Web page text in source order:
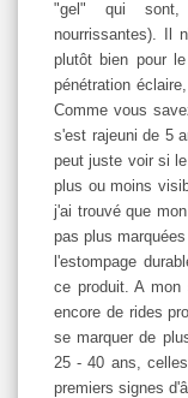
"gel" qui sont,
nourrissantes). Il
plutôt bien pour
pénétration
Comme vous
s'est rajeuni de 5
peut juste voir si
plus ou moins
j'ai trouvé que
pas plus
l'estompage
ce produit. A
encore de rides
se marquer de
25 - 40 ans,
premiers signes